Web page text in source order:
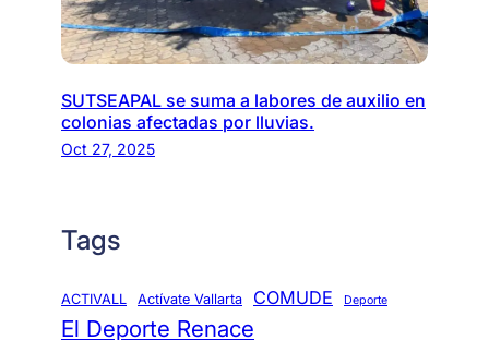
SUTSEAPAL se suma a labores de auxilio en
colonias afectadas por lluvias.
Oct 27, 2025
Tags
ACTIVALL Actívate Vallarta COMUDE Deporte
El Deporte Renace